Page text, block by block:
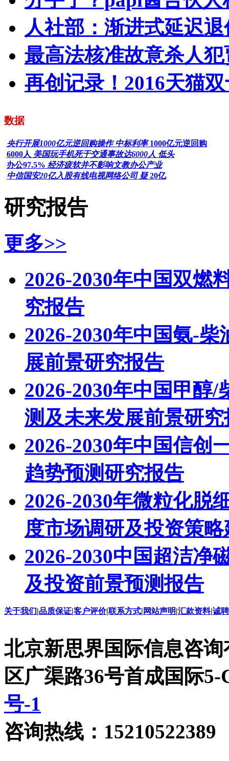
人社部：渐进式延迟
最高法核准故意杀人
再创记录！2016天猫
数据
央行开展1000亿元逆回购操作 中标利率 1000亿元逆回购
6000人 美国玩手机死于交通事故达6000人 低头
办公97.5% 经济疲软并不影响文教办公产业
中信国安20亿入股有线电视网络公司 疑 20亿
研究报告
更多>>
2026-2030年中国双燃
究报告
2026-2030年中国氨-
展前景研究报告
2026-2030年中国甲醇
测及未来发展前景研究
2026-2030年中国信创
趋势预测研究报告
2026-2030年微粒化脱
度市场调研及投资策
2026-2030中国超洁净
及投资前景预测报告
关于我们|品质保证|客户评价|联系方式| 网站声明|汇款资料|诚
北京新思界国际信息咨
区广渠路36号首成国际
号-1
咨询热线：